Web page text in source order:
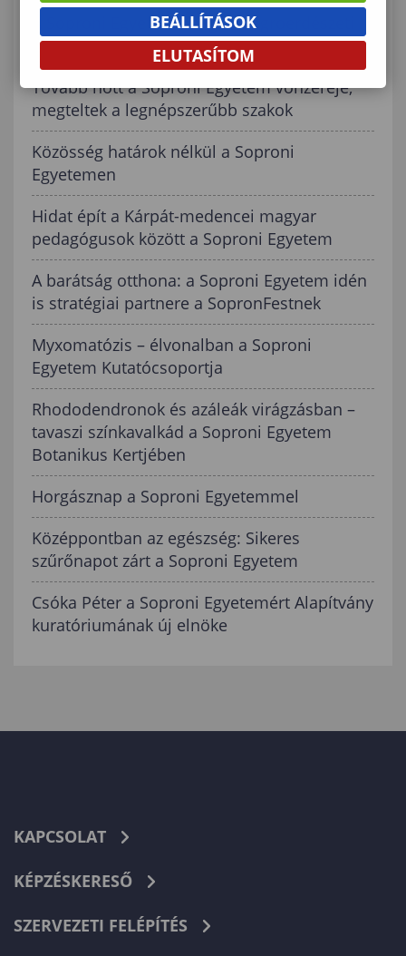
A Soproni Egyetem hallgatói agroerdészeti
tanulmányúton Csehországban
Tovább nőtt a Soproni Egyetem vonzereje,
megteltek a legnépszerűbb szakok
Közösség határok nélkül a Soproni
Egyetemen
Hidat épít a Kárpát-medencei magyar
pedagógusok között a Soproni Egyetem
A barátság otthona: a Soproni Egyetem idén
is stratégiai partnere a SopronFestnek
Myxomatózis – élvonalban a Soproni
Egyetem Kutatócsoportja
Rhododendronok és azáleák virágzásban –
tavaszi színkavalkád a Soproni Egyetem
Botanikus Kertjében
Horgásznap a Soproni Egyetemmel
Középpontban az egészség: Sikeres
szűrőnapot zárt a Soproni Egyetem
Csóka Péter a Soproni Egyetemért Alapítvány
kuratóriumának új elnöke
KAPCSOLAT
KÉPZÉSKERESŐ
SZERVEZETI FELÉPÍTÉS
BEÁLLÍTÁSOK
ELUTASÍTOM